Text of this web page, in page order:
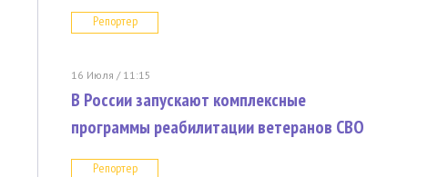
Репортер
16 Июля / 11:15
В России запускают комплексные
программы реабилитации ветеранов СВО
Репортер